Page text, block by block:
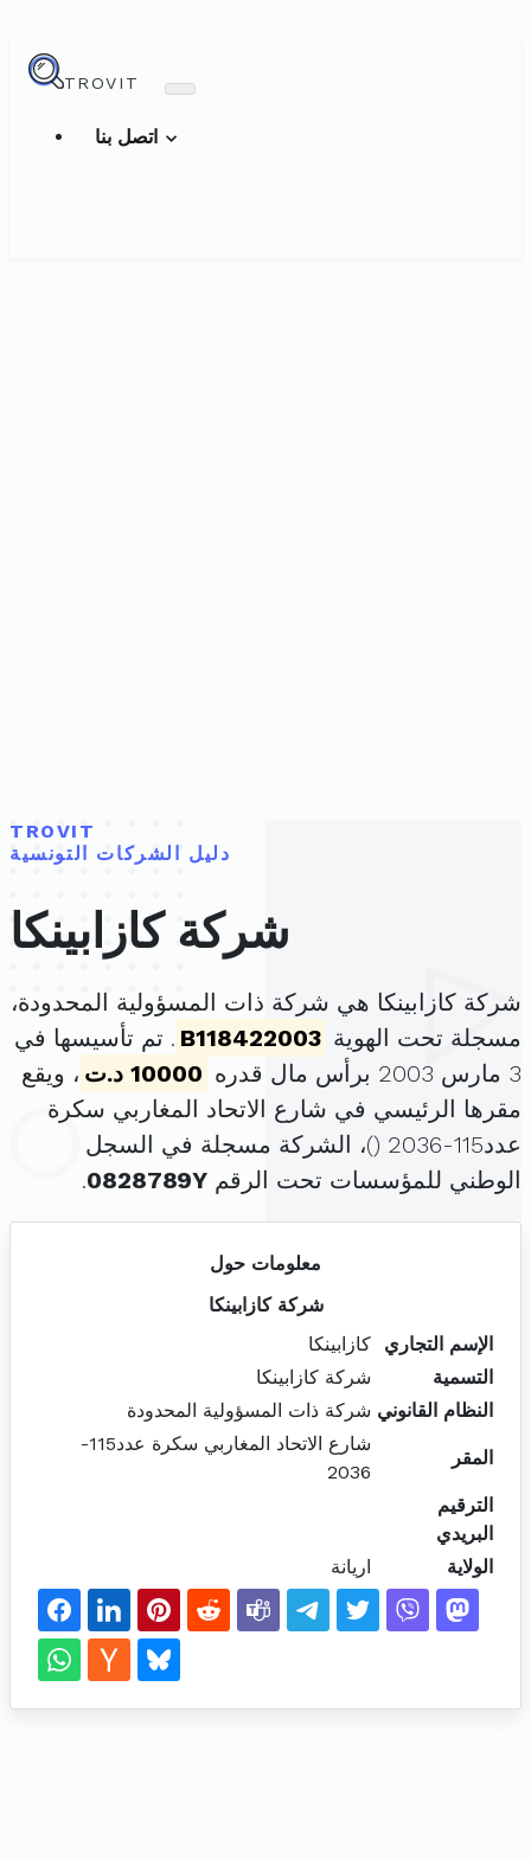
TROVIT
TROVIT
دليل الشركات التونسية
شركة كازابينكا
شركة كازابينكا هي شركة ذات المسؤولية المحدودة،
مسجلة تحت الهوية B118422003 . تم تأسيسها في
3 مارس 2003 برأس مال قدره
10000 د.ت
، ويقع
مقرها الرئيسي في شارع الاتحاد المغاربي سكرة
عدد115-2036 (
)، الشركة مسجلة في السجل
الوطني للمؤسسات تحت الرقم 0828789Y
.
معلومات حول
شركة كازابينكا
الإسم التجاري
كازابينكا
التسمية
شركة كازابينكا
النظام القانوني شركة ذات المسؤولية المحدودة
المقر
شارع الاتحاد المغاربي سكرة عدد115-
2036
الترقيم
البريدي
الولاية
اريانة